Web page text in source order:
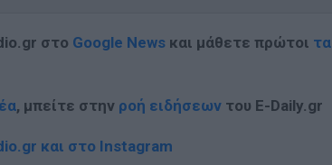
στο Google News και μάθετε πρώτοι τα
, μπείτε στην ροή ειδήσεων του E-Daily.gr
και στο Instagram